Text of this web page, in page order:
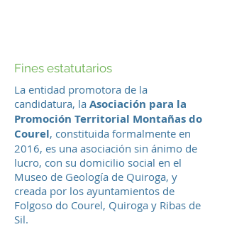
La entidad promotora de la
candidatura, la Asociación para la
Promoción Territorial Montañas do
Courel, constituida formalmente en
2016, es una asociación sin ánimo de
lucro, con su domicilio social en el
Museo de Geología de Quiroga, y
creada por los ayuntamientos de
Folgoso do Courel, Quiroga y Ribas de
Sil.
Fines estatutarios